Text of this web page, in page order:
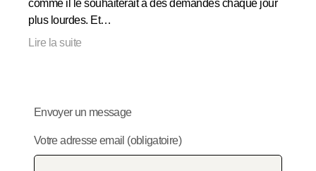
comme il le souhaiterait à des demandes chaque jour
plus lourdes. Et…
Lire la suite
Envoyer un message
Votre adresse email (obligatoire)